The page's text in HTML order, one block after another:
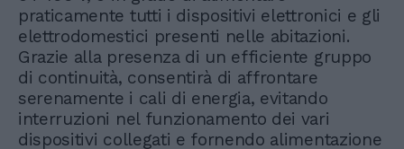
praticamente tutti i dispositivi elettronici e gli
elettrodomestici presenti nelle abitazioni.
Grazie alla presenza di un efficiente gruppo
di continuità, consentirà di affrontare
serenamente i cali di energia, evitando
interruzioni nel funzionamento dei vari
dispositivi collegati e fornendo alimentazione